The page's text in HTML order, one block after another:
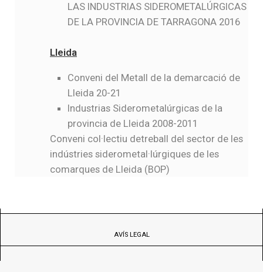
LAS INDUSTRIAS SIDEROMETALÚRGICAS
DE LA PROVINCIA DE TARRAGONA 2016
Lleida
Conveni del Metall de la demarcació de
Lleida 20-21
Industrias Siderometalúrgicas de la
provincia de Lleida 2008-2011
Conveni col·lectiu detreball del sector de les
indústries siderometal·lúrgiques de les
comarques de Lleida (BOP)
AVÍS LEGAL